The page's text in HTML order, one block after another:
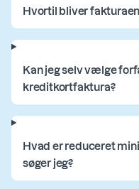
Hvortil bliver
Kan jeg selv vælge
kreditkortfaktura?
Hvad er reduceret
søger jeg?